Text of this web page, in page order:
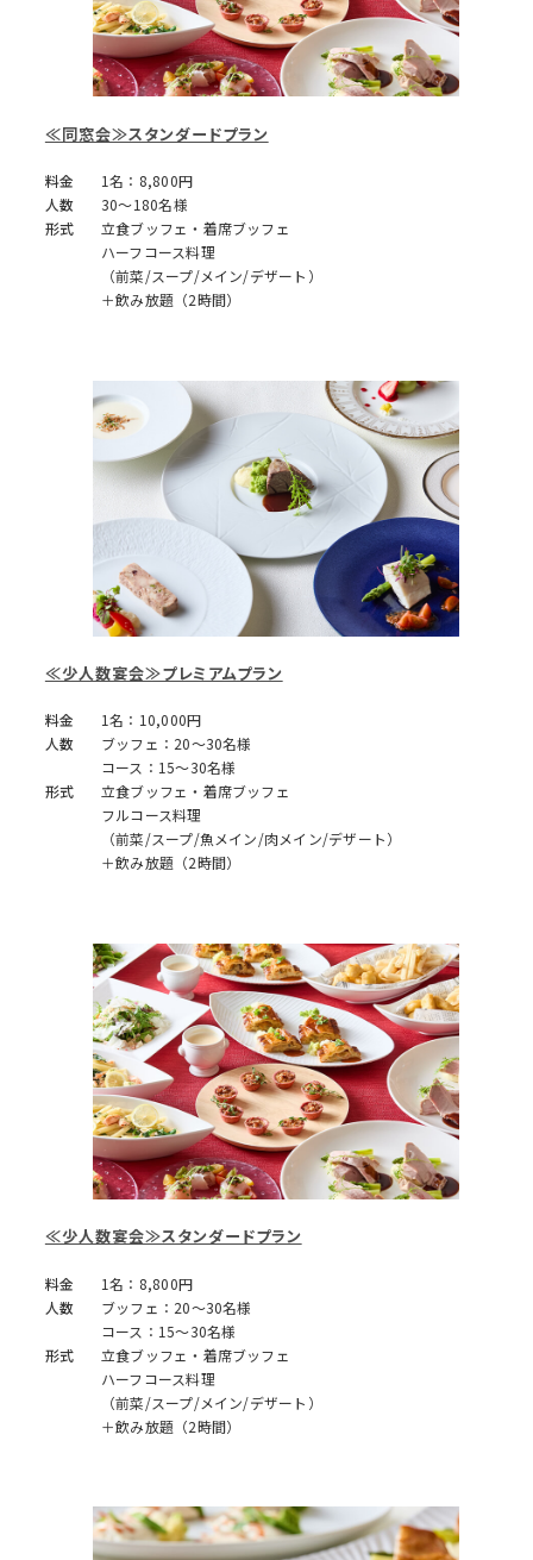
≪同窓会≫スタンダードプラン
料金
1名：8,800円
人数
30～180名様
形式
立食ブッフェ・着席ブッフェ
ハーフコース料理
（前菜/スープ/メイン/デザート）
＋飲み放題（2時間）
≪少人数宴会≫プレミアムプラン
料金
1名：10,000円
人数
ブッフェ：20～30名様
コース：15～30名様
形式
立食ブッフェ・着席ブッフェ
フルコース料理
（前菜/スープ/魚メイン/肉メイン/デザート）
＋飲み放題（2時間）
≪少人数宴会≫スタンダードプラン
料金
1名：8,800円
人数
ブッフェ：20～30名様
コース：15～30名様
形式
立食ブッフェ・着席ブッフェ
ハーフコース料理
（前菜/スープ/メイン/デザート）
＋飲み放題（2時間）